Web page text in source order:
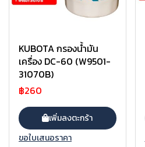
KUBOTA กรองน้ำมัน
เครื่อง DC-60 (W9501-
31070B)
฿260
เพิ่มลงตะกร้า
ขอใบเสนอราคา